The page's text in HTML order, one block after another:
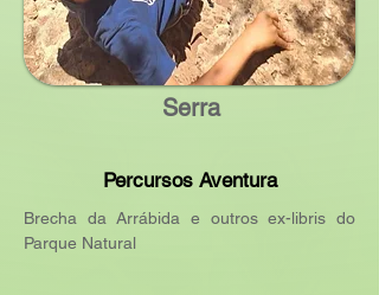
Serra
Percursos Aventura
Brecha da Arrábida e outros ex-libris do
Parque Natural